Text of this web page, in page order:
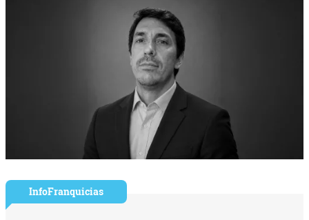
InfoFranquicias